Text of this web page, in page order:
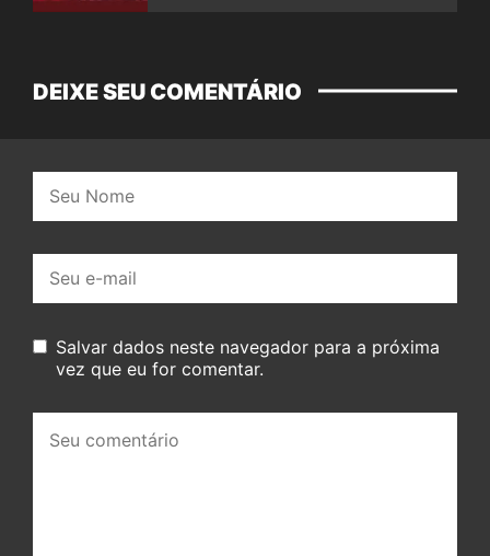
DEIXE SEU COMENTÁRIO
mail:
Salvar dados neste navegador para a próxima
vez que eu for comentar.
comentário: